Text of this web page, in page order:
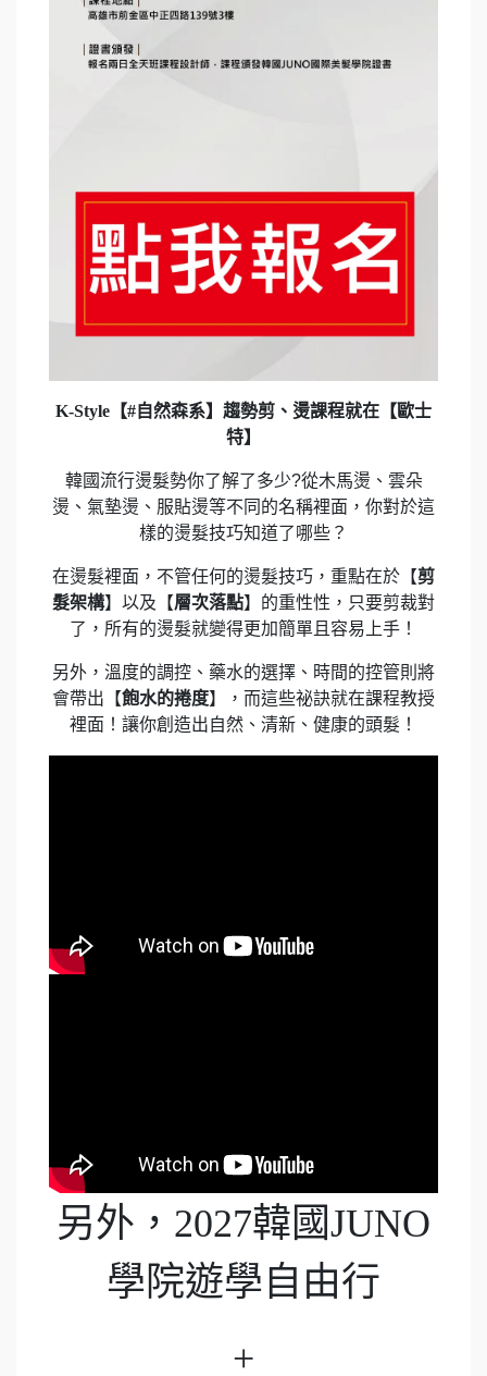
K-Style【#自然森系】趨勢剪、燙課程就在【歐士
特】
韓國流行燙髮勢你了解了多少?從木馬燙、雲朵
燙、氣墊燙、服貼燙等不同的名稱裡面，你對於這
樣的燙髮技巧知道了哪些？
在燙髮裡面，不管任何的燙髮技巧，重點在於【剪
髮架構】以及【層次落點】的重性性，只要剪裁對
了，所有的燙髮就變得更加簡單且容易上手！
另外，溫度的調控、藥水的選擇、時間的控管則將
會帶出【飽水的捲度】，而這些祕訣就在課程教授
裡面！讓你創造出自然、清新、健康的頭髮！
另外，2027韓國JUNO
學院遊學自由行
+